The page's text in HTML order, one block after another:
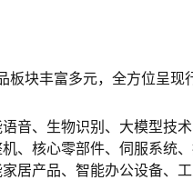
块丰富多元，全方位呈现
音、生物识别、大模型技术
机、核心零部件、伺服系统
居产品、 智能办公设备、